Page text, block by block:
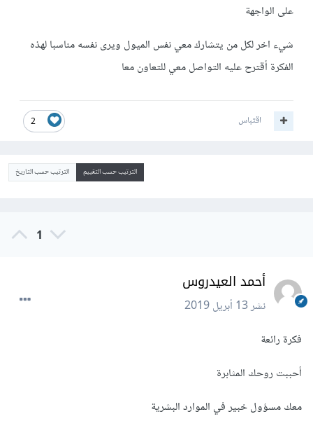
على الواجهة
شيء اخر لكل من يتشارك معي نفس الميول ويرى نفسه مناسبا لهذه
الفكرة أقترح عليه التواصل معي للتعاون معا
2 اقتباس
الترتيب حسب التقييم الترتيب حسب التاريخ
1
أحمد العيدروس
نشر13 أبريل 2019
فكرة رائعة
أحببت روحك المثابرة
معك مسؤول خبير في الموارد البشرية